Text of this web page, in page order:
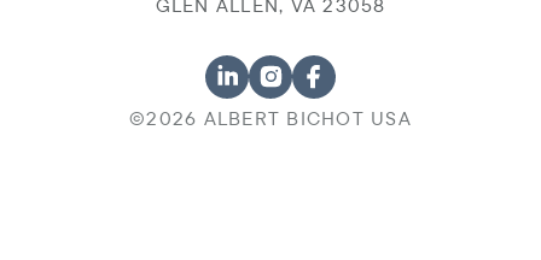
GLEN ALLEN, VA 23058
©2026 ALBERT BICHOT USA